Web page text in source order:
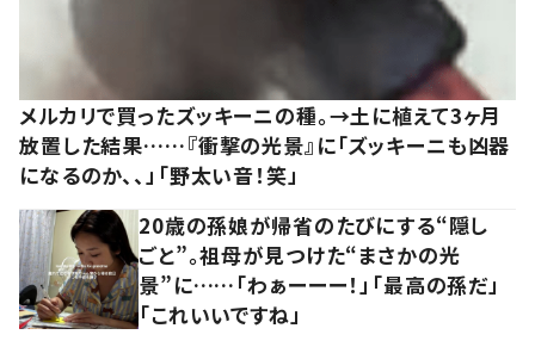
メルカリで買ったズッキーニの種。→土に植えて3ヶ月
放置した結果……『衝撃の光景』に「ズッキーニも凶器
になるのか、、」「野太い音！笑」
20歳の孫娘が帰省のたびにする“隠し
ごと”。祖母が見つけた“まさかの光
景”に……「わぁーーー！」「最高の孫だ」
「これいいですね」